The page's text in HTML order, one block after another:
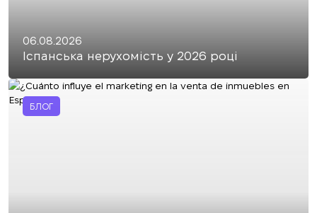
06.08.2026
Іспанська нерухомість у 2026 році
БЛОГ